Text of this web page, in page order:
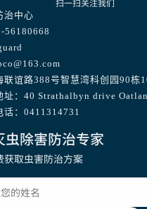
扫一扫关注我们
治中心
56180668
联谊路388号智慧湾科创园90栋
址：40 Strathalbyn drive
话：0411314731
虫除害防治专家
获取虫害防治方案